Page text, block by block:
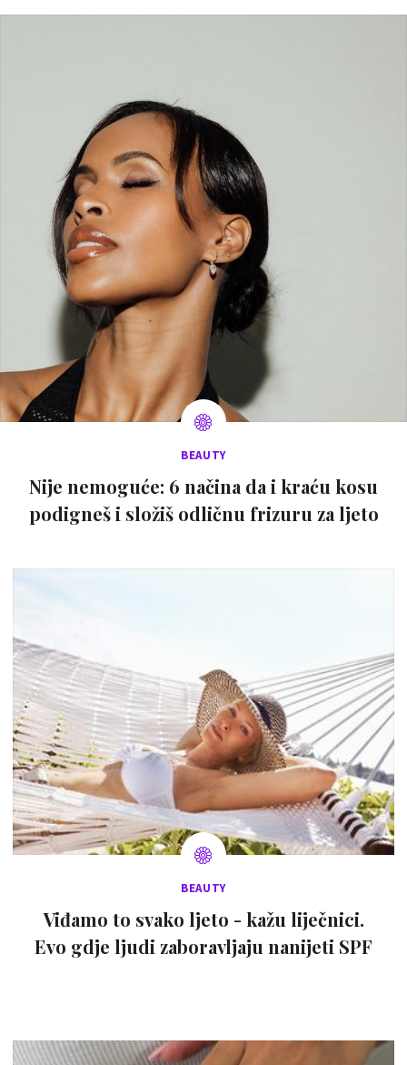
BEAUTY
Nije nemoguće: 6 načina da i kraću kosu
podigneš i složiš odličnu frizuru za ljeto
BEAUTY
Viđamo to svako ljeto - kažu liječnici.
Evo gdje ljudi zaboravljaju nanijeti SPF